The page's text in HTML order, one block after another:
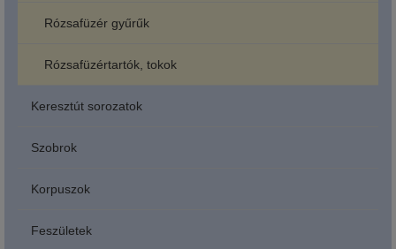
Rózsafüzér gyűrűk
Rózsafüzértartók, tokok
Keresztút sorozatok
Szobrok
Korpuszok
Feszületek